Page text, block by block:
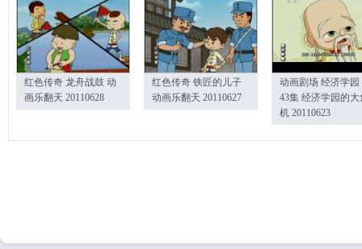
红色传奇 龙舟战鼓 动
画乐翻天 20110628
红色传奇 铁匠的儿子
动画乐翻天 20110627
动画剧场 经济学园
43集 经济学园的大
机 20110623